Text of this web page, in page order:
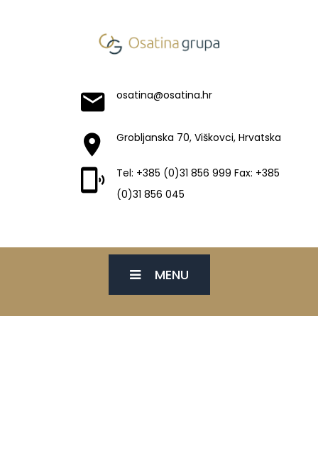
osatina@osatina.hr
Grobljanska 70, Viškovci, Hrvatska
Tel: +385 (0)31 856 999 Fax: +385
(0)31 856 045
MENU